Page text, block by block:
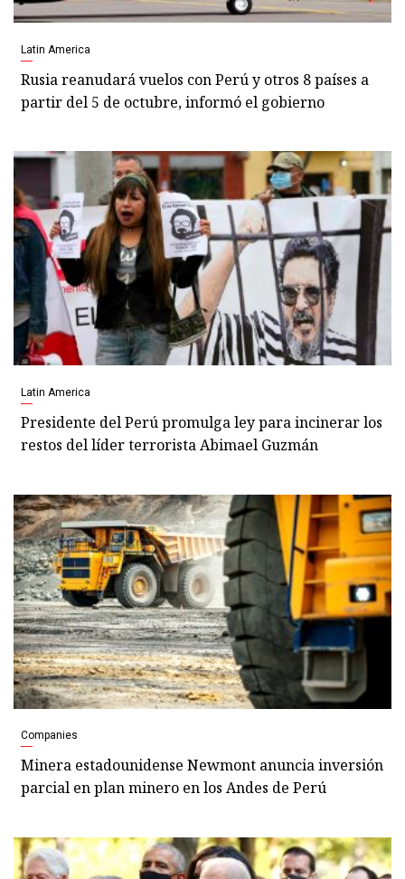
Latin America
Rusia reanudará vuelos con Perú y otros 8 países a
partir del 5 de octubre, informó el gobierno
Latin America
Presidente del Perú promulga ley para incinerar los
restos del líder terrorista Abimael Guzmán
Companies
Minera estadounidense Newmont anuncia inversión
parcial en plan minero en los Andes de Perú